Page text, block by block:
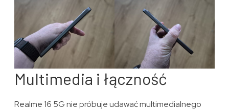
Multimedia i łączność
Realme 16 5G nie próbuje udawać multimedialnego